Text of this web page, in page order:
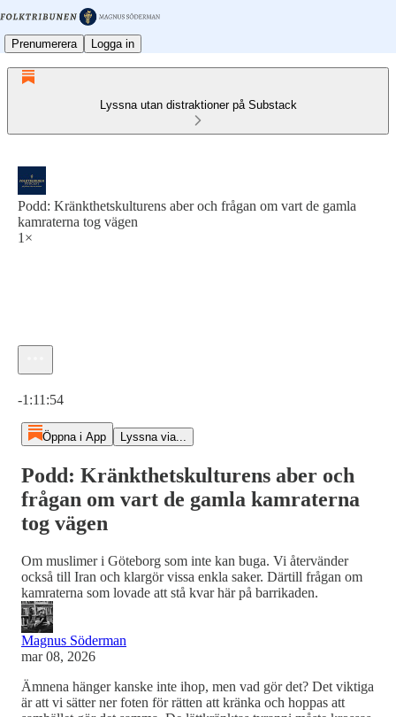
Prenumerera Logga in
Lyssna utan distraktioner på Substack
Podd: Kränkthetskulturens aber och frågan om vart de gamla
kamraterna tog vägen
1×
-1:11:54
Öppna i App Lyssna via...
Podd: Kränkthetskulturens aber och
frågan om vart de gamla kamraterna
tog vägen
Om muslimer i Göteborg som inte kan buga. Vi återvänder
också till Iran och klargör vissa enkla saker. Därtill frågan om
kamraterna som lovade att stå kvar här på barrikaden.
Magnus Söderman
mar 08, 2026
Ämnena hänger kanske inte ihop, men vad gör det? Det viktiga
är att vi sätter ner foten för rätten att kränka och hoppas att